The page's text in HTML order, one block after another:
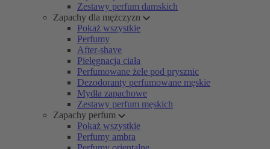
Zestawy perfum damskich
Zapachy dla mężczyzn
Pokaż wszystkie
Perfumy
After-shave
Pielęgnacja ciała
Perfumowane żele pod prysznic
Dezodoranty perfumowane męskie
Mydła zapachowe
Zestawy perfum męskich
Zapachy perfum
Pokaż wszystkie
Perfumy ambra